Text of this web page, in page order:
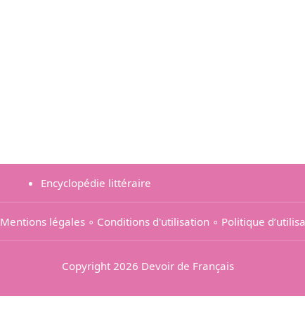
Encyclopédie littéraire
Mentions légales∘ Conditions d'utilisation ∘ Politique
Copyright 2026 Devoir de Français